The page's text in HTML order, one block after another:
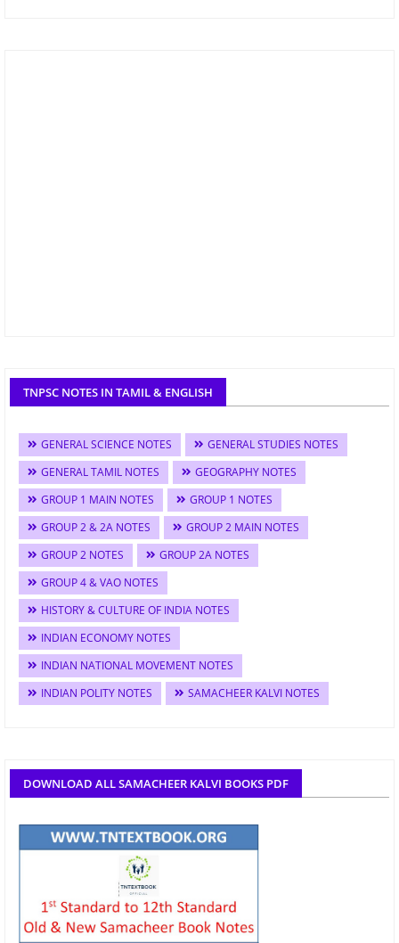
TNPSC NOTES IN TAMIL & ENGLISH
GENERAL SCIENCE NOTES
GENERAL STUDIES NOTES
GENERAL TAMIL NOTES
GEOGRAPHY NOTES
GROUP 1 MAIN NOTES
GROUP 1 NOTES
GROUP 2 & 2A NOTES
GROUP 2 MAIN NOTES
GROUP 2 NOTES
GROUP 2A NOTES
GROUP 4 & VAO NOTES
HISTORY & CULTURE OF INDIA NOTES
INDIAN ECONOMY NOTES
INDIAN NATIONAL MOVEMENT NOTES
INDIAN POLITY NOTES
SAMACHEER KALVI NOTES
DOWNLOAD ALL SAMACHEER KALVI BOOKS PDF